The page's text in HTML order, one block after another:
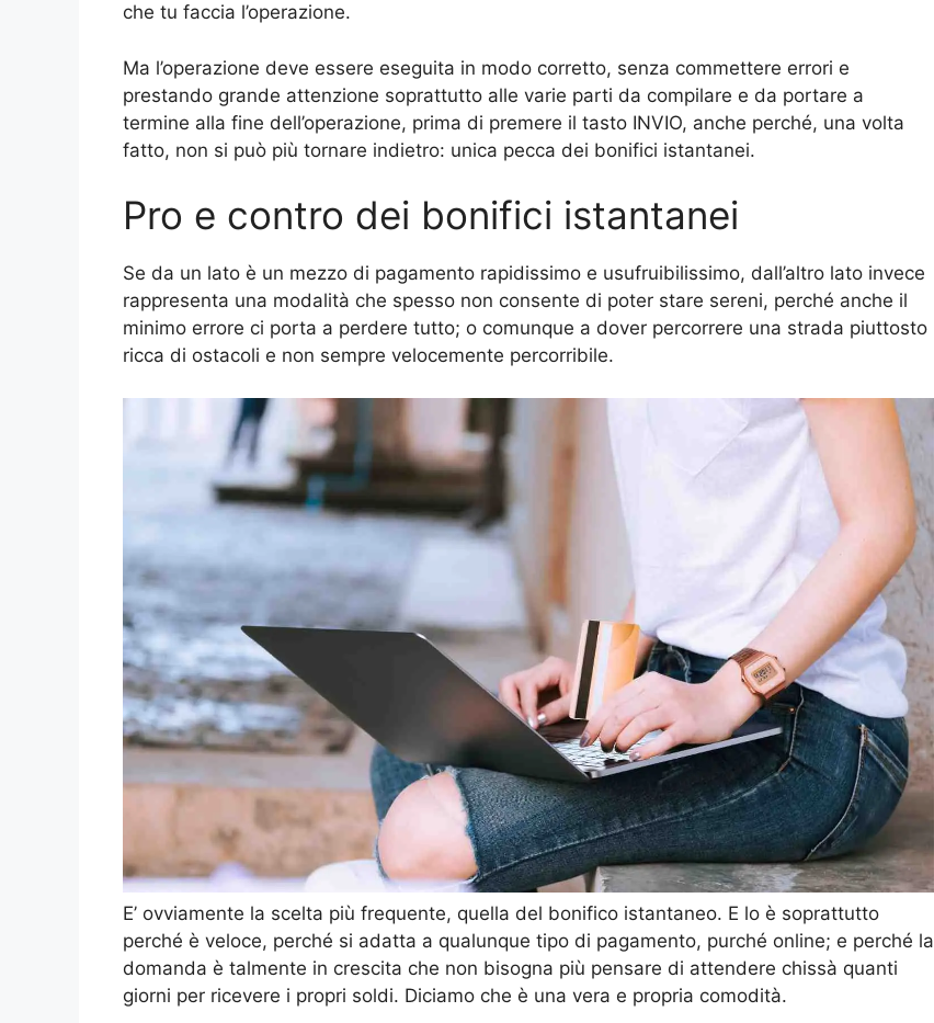
che tu faccia l’operazione.
Ma l’operazione deve essere eseguita in modo corretto, senza commettere errori e
prestando grande attenzione soprattutto alle varie parti da compilare e da portare a
termine alla fine dell’operazione, prima di premere il tasto INVIO, anche perché, una volta
fatto, non si può più tornare indietro: unica pecca dei bonifici istantanei.
Pro e contro dei bonifici istantanei
Se da un lato è un mezzo di pagamento rapidissimo e usufruibilissimo, dall’altro lato invece
rappresenta una modalità che spesso non consente di poter stare sereni, perché anche il
minimo errore ci porta a perdere tutto; o comunque a dover percorrere una strada piuttosto
ricca di ostacoli e non sempre velocemente percorribile.
E’ ovviamente la scelta più frequente, quella del bonifico istantaneo. E lo è soprattutto
perché è veloce, perché si adatta a qualunque tipo di pagamento, purché online; e perché la
domanda è talmente in crescita che non bisogna più pensare di attendere chissà quanti
giorni per ricevere i propri soldi. Diciamo che è una vera e propria comodità.